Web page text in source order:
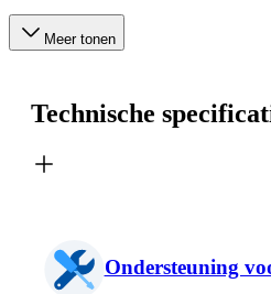
Meer tonen
Technische
Ondersteuning